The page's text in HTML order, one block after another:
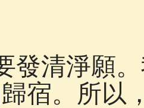
發清淨願
宿。所以